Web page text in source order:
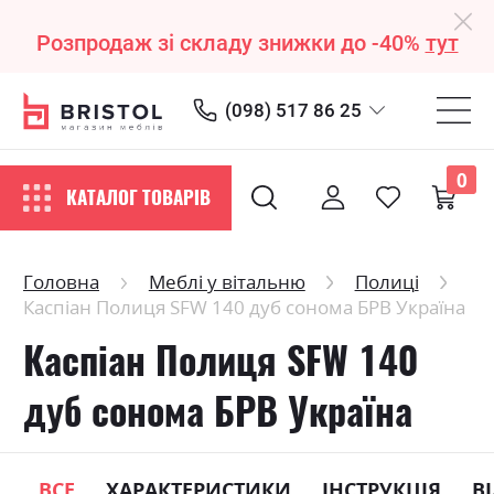
Розпродаж зі складу знижки до -40% тут
(098) 517 86 25
КАТАЛОГ ТОВАРІВ
0
Головна Меблі у вітальню
Полиці
Каспіан Полиця SFW 140 дуб сонома БРВ Україна
Каспіан Полиця SFW 140
дуб сонома БРВ Україна